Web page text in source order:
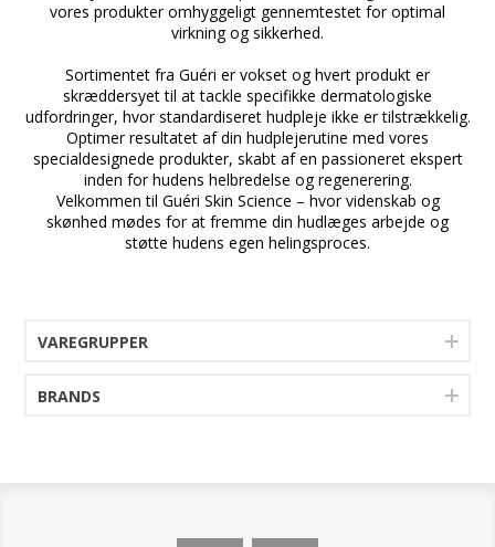
vores produkter omhyggeligt gennemtestet for optimal
virkning og sikkerhed.
Sortimentet fra Guéri er vokset og hvert produkt er
skræddersyet til at tackle specifikke dermatologiske
udfordringer, hvor standardiseret hudpleje ikke er tilstrækkelig.
Optimer resultatet af din hudplejerutine med vores
specialdesignede produkter, skabt af en passioneret ekspert
inden for hudens helbredelse og regenerering.
Velkommen til Guéri Skin Science – hvor videnskab og
skønhed mødes for at fremme din hudlæges arbejde og
støtte hudens egen helingsproces.
VAREGRUPPER
BRANDS